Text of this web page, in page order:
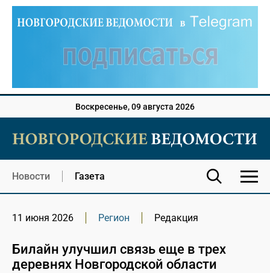
Воскресенье, 09 августа 2026
Новости Газета
11 июня 2026 Регион Редакция
Билайн улучшил связь еще в трех
деревнях Новгородской области